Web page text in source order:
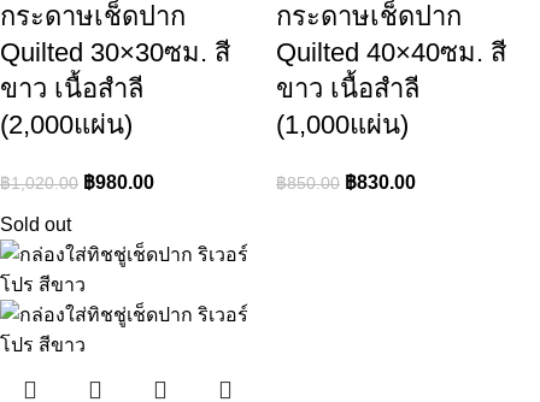
กระดาษเช็ดปาก
Quilted 30×30ซม. สี
ขาว เนื้อสำลี
(2,000แผ่น)
฿1,020.00 ฿980.00
กระดาษเช็ดปาก
Quilted 40×40ซม. สี
ขาว เนื้อสำลี
(1,000แผ่น)
฿850.00 ฿830.00
Sold out